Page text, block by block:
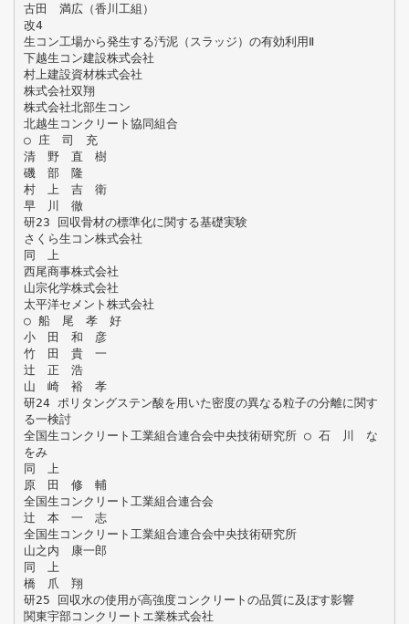
古田 満広（香川工組）
改4
生コン工場から発生する汚泥（スラッジ）の有効利用Ⅱ
下越生コン建設株式会社
村上建設資材株式会社
株式会社双翔
株式会社北部生コン
北越生コンクリート協同組合
○ 庄 司 充
清 野 直 樹
磯 部 隆
村 上 吉 衛
早 川 徹
研23 回収骨材の標準化に関する基礎実験
さくら生コン株式会社
同 上
西尾商事株式会社
山宗化学株式会社
太平洋セメント株式会社
○ 船 尾 孝 好
小 田 和 彦
竹 田 貴 一
辻 正 浩
山 崎 裕 孝
研24 ポリタングステン酸を用いた密度の異なる粒子の分離に関す
る一検討
全国生コンクリート工業組合連合会中央技術研究所 ○ 石 川 な
をみ
同 上
原 田 修 輔
全国生コンクリート工業組合連合会
辻 本 一 志
全国生コンクリート工業組合連合会中央技術研究所
山之内 康一郎
同 上
橋 爪 翔
研25 回収水の使用が高強度コンクリートの品質に及ぼす影響
関東宇部コンクリートエ業株式会社